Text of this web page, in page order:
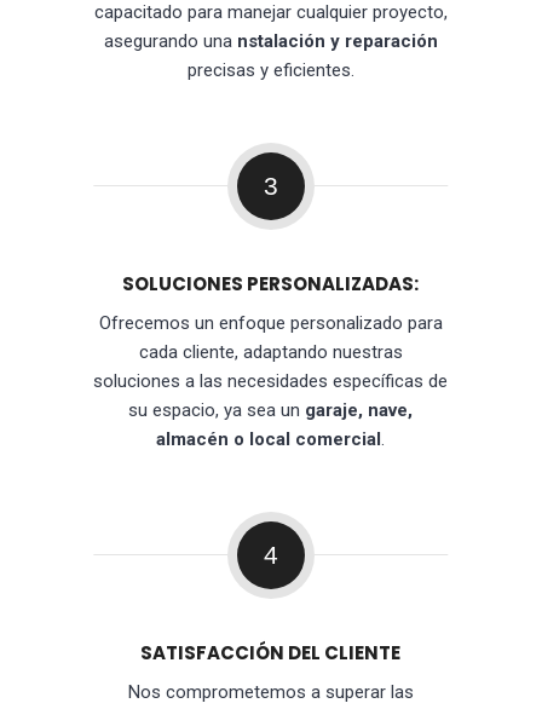
capacitado para manejar cualquier proyecto,
asegurando una nstalación y reparación
precisas y eficientes.
3
SOLUCIONES PERSONALIZADAS:
Ofrecemos un enfoque personalizado para
cada cliente, adaptando nuestras
soluciones a las necesidades específicas de
su espacio, ya sea un garaje, nave,
almacén o local comercial.
4
SATISFACCIÓN DEL CLIENTE
Nos comprometemos a superar las